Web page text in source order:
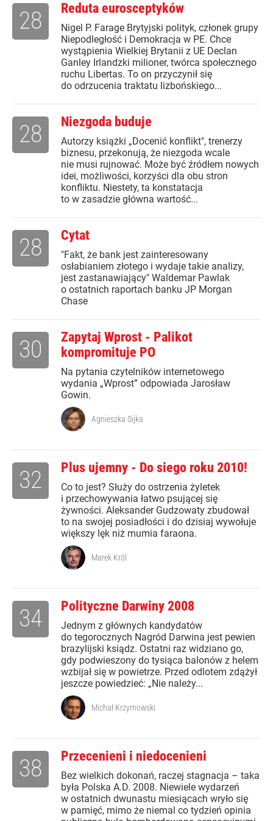
Reduta eurosceptyków
Nigel P. Farage Brytyjski polityk, członek grupy
Niepodległość i Demokracja w PE. Chce
wystąpienia Wielkiej Brytanii z UE Declan
Ganley Irlandzki milioner, twórca społecznego
ruchu Libertas. To on przyczynił się
do odrzucenia traktatu lizbońskiego...
28
Niezgoda buduje
Autorzy książki „Docenić konflikt", trenerzy
biznesu, przekonują, że niezgoda wcale
nie musi rujnować. Może być źródłem nowych
idei, możliwości, korzyści dla obu stron
konfliktu. Niestety, ta konstatacja
to w zasadzie główna wartość...
28
Cytat
"Fakt, że bank jest zainteresowany
osłabianiem złotego i wydaje takie analizy,
jest zastanawiający" Waldemar Pawlak
o ostatnich raportach banku JP Morgan
Chase
28
Zapytaj Wprost - Palikot
kompromituje PO
Na pytania czytelników internetowego
wydania „Wprost” odpowiada Jarosław
Gowin.
30
Agnieszka Sijka
Plus ujemny - Do siego roku 2010!
Co to jest? Służy do ostrzenia żyletek
i przechowywania łatwo psującej się
żywności. Aleksander Gudzowaty zbudował
to na swojej posiadłości i do dzisiaj wywołuje
większy lęk niż mumia faraona.
32
Marek Król
Polityczne Darwiny 2008
Jednym z głównych kandydatów
do tegorocznych Nagród Darwina jest pewien
brazylijski ksiądz. Ostatni raz widziano go,
gdy podwieszony do tysiąca balonów z helem
wzbijał się w powietrze. Przed odlotem zdążył
jeszcze powiedzieć: „Nie należy...
34
Michał Krzymowski
Przecenieni i niedocenieni
Bez wielkich dokonań, raczej stagnacja – taka
była Polska A.D. 2008. Niewiele wydarzeń
w ostatnich dwunastu miesiącach wryło się
w pamięć, mimo że niemal co tydzień opinia
38